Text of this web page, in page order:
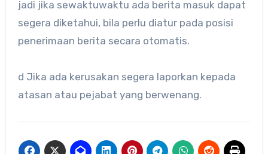
jadi jika sewaktuwaktu ada berita masuk dapat
segera diketahui, bila perlu diatur pada posisi
penerimaan berita secara otomatis.
d Jika ada kerusakan segera laporkan kepada
atasan atau pejabat yang berwenang.